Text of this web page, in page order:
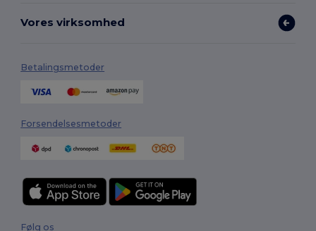
Vores virksomhed
Betalingsmetoder
Forsendelsesmetoder
Følg os